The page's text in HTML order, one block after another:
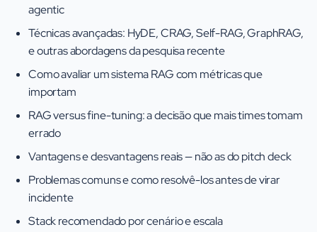
agentic
Técnicas avançadas: HyDE, CRAG, Self-RAG, GraphRAG,
e outras abordagens da pesquisa recente
Como avaliar um sistema RAG com métricas que
importam
RAG versus fine-tuning: a decisão que mais times tomam
errado
Vantagens e desvantagens reais — não as do pitch deck
Problemas comuns e como resolvê-los antes de virar
incidente
Stack recomendado por cenário e escala